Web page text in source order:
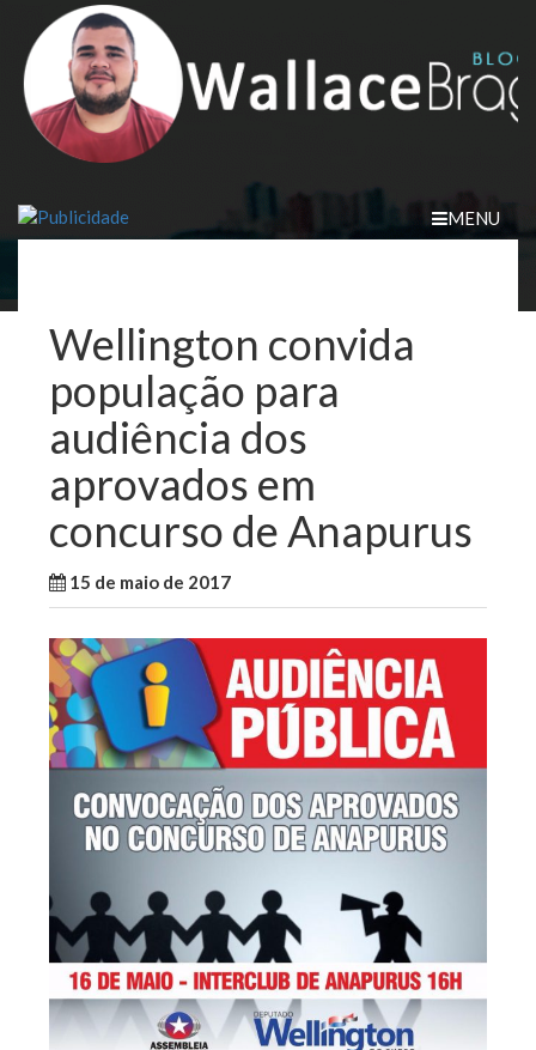
content
MENU
Wellington convida
população para
audiência dos
aprovados em
concurso de Anapurus
15 de maio de 2017